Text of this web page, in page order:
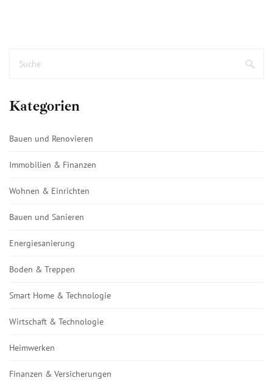
Kategorien
Bauen und Renovieren
Immobilien & Finanzen
Wohnen & Einrichten
Bauen und Sanieren
Energiesanierung
Boden & Treppen
Smart Home & Technologie
Wirtschaft & Technologie
Heimwerken
Finanzen & Versicherungen